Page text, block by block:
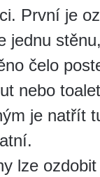
První je
jednu
čelo
nebo
je natřít
lze